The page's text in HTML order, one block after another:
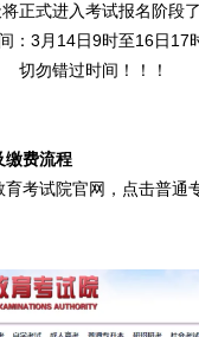
正式进入考试报名阶段了
：3月14日9时至16日17
切勿错过时间！！！
缴费流程
考试院官网，点击普通